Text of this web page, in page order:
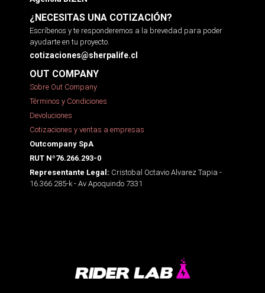
¿NECESITAS UNA COTIZACIÓN?
Escríbenos y te responderemos a la brevedad para poder
ayudarte en tu proyecto.
cotizaciones@sherpalife.cl
OUT COMPANY
Sobre Out Company
Términos y Condiciones
Devoluciones
Cotizaciones y ventas a empresas
Outcompany SpA
RUT Nº76.266.293-0
Representante Legal: Cristobal Octavio Alvarez Tapia -
16.366.285-k - Av Apoquindo 7331